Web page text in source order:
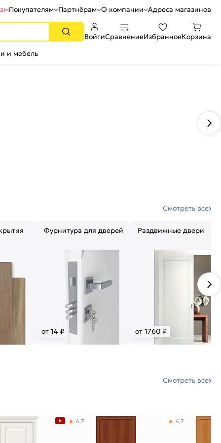
Покупателям Партнёрам О компании Адреса магазинов
ВойтиСравнениеИзбранноеКорзина
и мебель
Смотреть все
Фурнитура для дверей
от 14 ₽
Раздвижные двери
от 1760 ₽
Смотреть все
4,7 4,7